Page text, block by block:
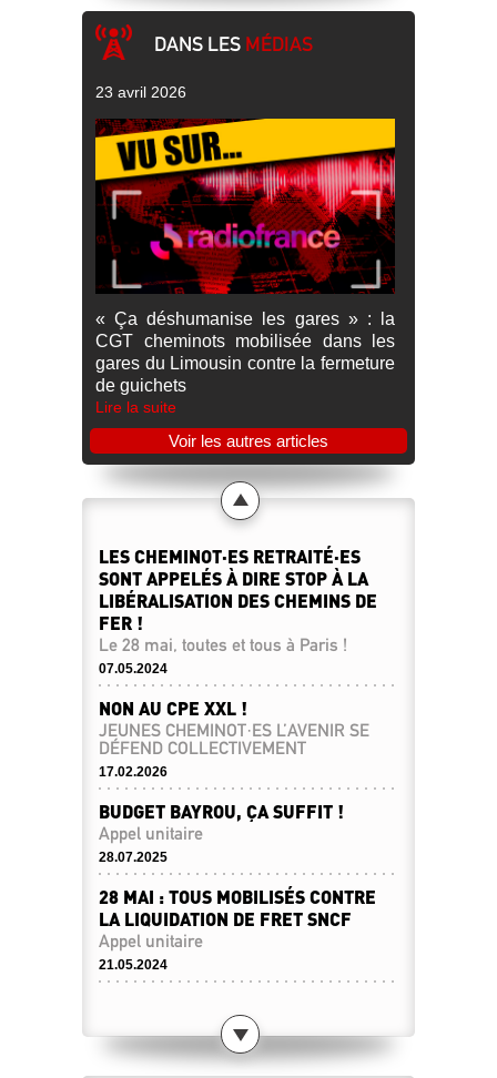
DANS LES MÉDIAS
23 avril 2026
« Ça déshumanise les gares » : la
CGT cheminots mobilisée dans les
gares du Limousin contre la fermeture
de guichets
Lire la suite
Voir les autres articles
LES CHEMINOT·ES RETRAITÉ·ES
SONT APPELÉS À DIRE STOP À LA
LIBÉRALISATION DES CHEMINS DE
FER !
Le 28 mai, toutes et tous à Paris !
07.05.2024
NON AU CPE XXL !
JEUNES CHEMINOT·ES L’AVENIR SE
DÉFEND COLLECTIVEMENT
17.02.2026
BUDGET BAYROU, ÇA SUFFIT !
Appel unitaire
28.07.2025
28 MAI : TOUS MOBILISÉS CONTRE
LA LIQUIDATION DE FRET SNCF
Appel unitaire
21.05.2024
15.05.2024